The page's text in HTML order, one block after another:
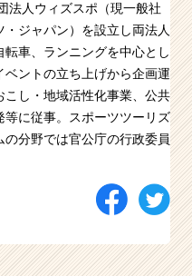
法人ウィズスポ（現一般社
ジャパン）を設立し両法人
車、ランニングを中心とし
ベントの立ち上げから企画運
し・地域活性化事業、公共
等に従事。スポーツツーリズ
の分野では官公庁の行政委員